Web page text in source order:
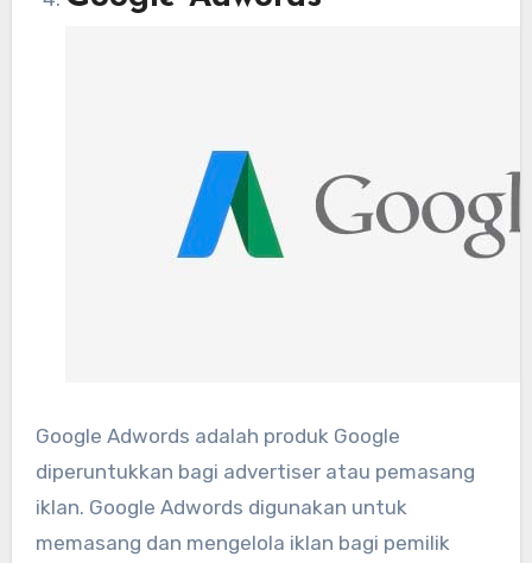
Google Adwords adalah produk Google
diperuntukkan bagi advertiser atau pemasang
iklan. Google Adwords digunakan untuk
memasang dan mengelola iklan bagi pemilik